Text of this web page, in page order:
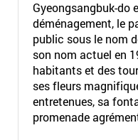
Gyeongsangbuk-do
déménagement, le
public sous le nom
son nom actuel en
habitants et des
ses fleurs
entretenues, sa
promenade